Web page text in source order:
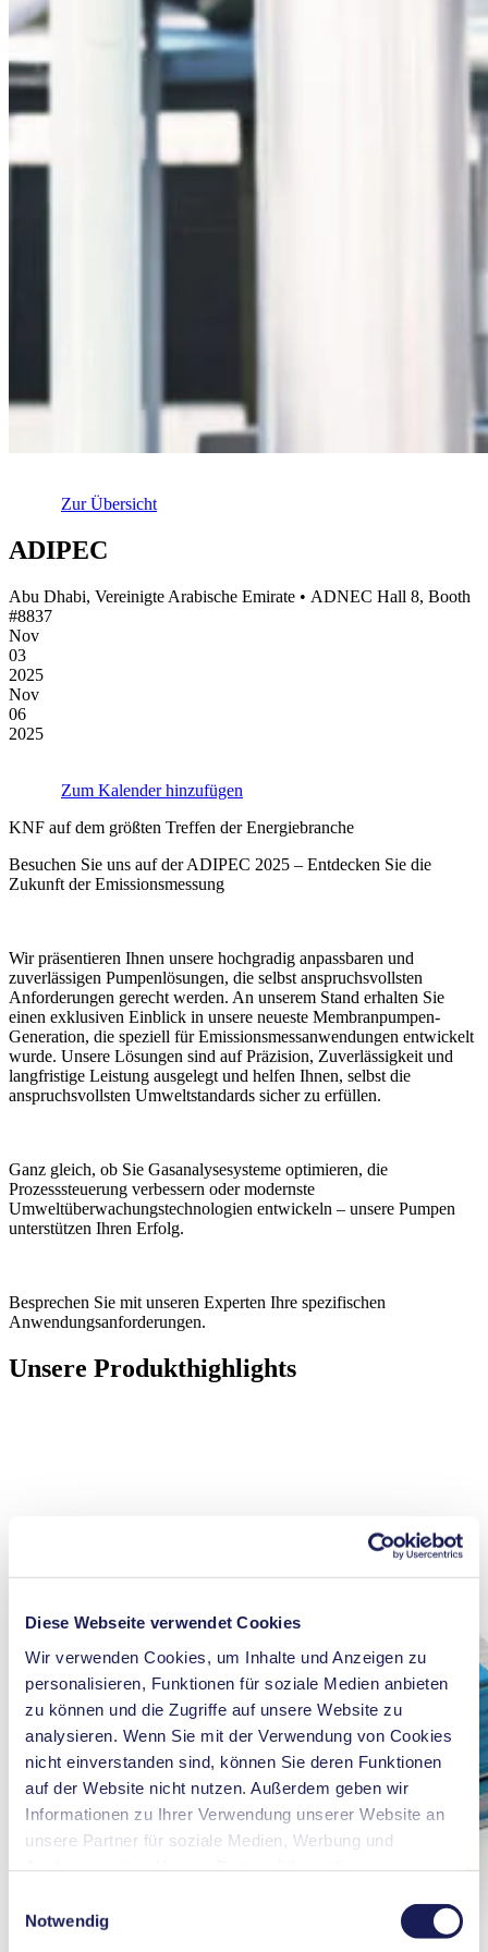
Diese Webseite verwendet Cookies
Wir verwenden Cookies, um Inhalte und Anzeigen zu
personalisieren, Funktionen für soziale Medien anbieten
zu können und die Zugriffe auf unsere Website zu
analysieren. Wenn Sie mit der Verwendung von Cookies
nicht einverstanden sind, können Sie deren Funktionen
auf der Website nicht nutzen. Außerdem geben wir
Informationen zu Ihrer Verwendung unserer Website an
unsere Partner für soziale Medien, Werbung und
zusammen, die Sie ihnen bereitgestellt haben oder die
sie im Rahmen Ihrer Nutzung der Dienste gesammelt
Notwendig
Zur Übersicht
ADIPEC
Abu Dhabi, Vereinigte Arabische Emirate • ADNEC Hall 8, Booth
#8837
Nov
03
2025
Nov
06
2025
Zum Kalender hinzufügen
KNF auf dem größten Treffen der Energiebranche
Besuchen Sie uns auf der ADIPEC 2025 – Entdecken Sie die
Zukunft der Emissionsmessung
Wir präsentieren Ihnen unsere hochgradig anpassbaren und
zuverlässigen Pumpenlösungen, die selbst anspruchsvollsten
Anforderungen gerecht werden. An unserem Stand erhalten Sie
einen exklusiven Einblick in unsere neueste Membranpumpen-
Generation, die speziell für Emissionsmessanwendungen entwickelt
wurde. Unsere Lösungen sind auf Präzision, Zuverlässigkeit und
langfristige Leistung ausgelegt und helfen Ihnen, selbst die
anspruchsvollsten Umweltstandards sicher zu erfüllen.
Ganz gleich, ob Sie Gasanalysesysteme optimieren, die
Prozesssteuerung verbessern oder modernste
Umweltüberwachungstechnologien entwickeln – unsere Pumpen
unterstützen Ihren Erfolg.
Besprechen Sie mit unseren Experten Ihre spezifischen
Anwendungsanforderungen.
Unsere Produkthighlights